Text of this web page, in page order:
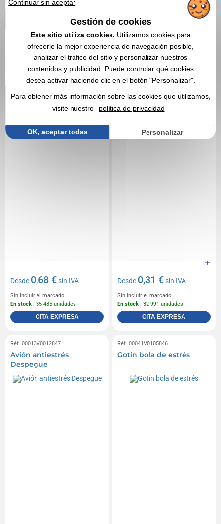
Sin incluir el marcado
En stock: 38 582 unidades
CITA EXPRESA
Réf. 00028V0010295
Antiestrés 'Corazón'.
Desde 0,68 €sin IVA
Sin incluir el marcado
En stock : 35 485 unidades
CITA EXPRESA
Réf. 01424V0176901
Soporte telefónico retro
antiestrés
Desde 0,31 €sin IVA
Sin incluir el marcado
En stock : 32 991 unidades
CITA EXPRESA
Réf. 00013V0012847
Avión antiestrés
Despegue
Réf. 00041V0105846
Gotin bola de estrés
Continuar sin aceptar
Gestión de cookies
Este sitio utiliza cookies. Utilizamos cookies para
ofrecerle la mejor experiencia de navegación posible,
analizar el tráfico del sitio y personalizar nuestros
contenidos y publicidad. Puede controlar qué cookies
desea activar haciendo clic en el botón "Personalizar".
Para obtener más información sobre las cookies que utilizamos,
visite nuestro
política de privacidad
OK, aceptar todas Personalizar